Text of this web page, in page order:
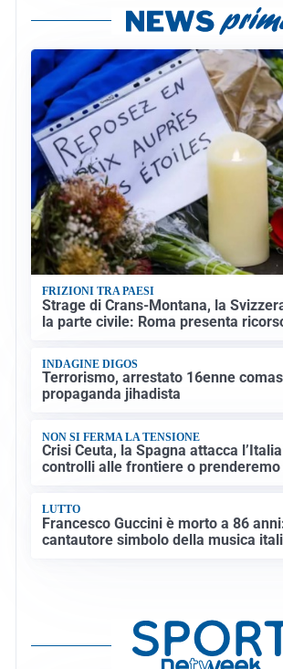
FRIZIONI TRA PAESI
Strage di Crans-Montana, la
la parte civile: Roma presenta
INDAGINE DIGOS
Terrorismo, arrestato 16enne
propaganda jihadista
NON SI FERMA LA TENSIONE
Crisi Ceuta, la Spagna attacca
controlli alle frontiere o prenderemo
LUTTO
Francesco Guccini è morto a 86
cantautore simbolo della musica